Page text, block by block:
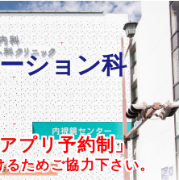
プリ予約制」
ためご協力下さい。
ション科